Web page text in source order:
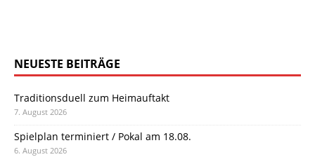
NEUESTE BEITRÄGE
Traditionsduell zum Heimauftakt
7. August 2026
Spielplan terminiert / Pokal am 18.08.
6. August 2026